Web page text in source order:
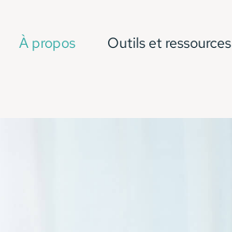
À propos Outils et ressources